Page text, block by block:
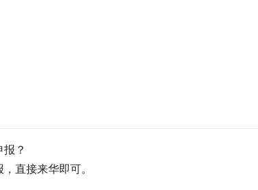
？
直接来华即可。